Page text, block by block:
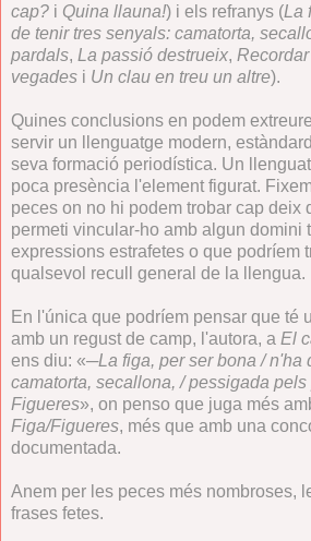
cap? i Quina llauna!) i els refranys (La
de tenir tres senyals: camatorta,
pardals, La passió destrueix,
vegades i Un clau en treu un altre).
Quines conclusions en podem
servir un llenguatge modern,
seva formació periodística. Un
poca presència l'element figurat.
peces on no hi podem trobar cap deix
permeti vincular-ho amb algun domini
expressions estrafetes o que podríem
qualsevol recull general de la llengua.
En l'única que podríem pensar que té
amb un regust de camp, l'autora, a El
ens diu: «─La figa, per ser bona / n'ha
camatorta, secallona, / pessigada
Figueres», on penso que juga més
Figa/Figueres, més que amb una
documentada.
Anem per les peces més nombroses,
frases fetes.